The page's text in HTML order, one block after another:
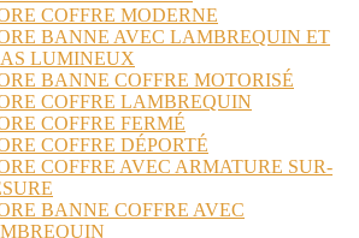
COFFRE MODERNE
BANNE AVEC LAMBREQUIN ET
LUMINEUX
BANNE COFFRE MOTORISÉ
COFFRE LAMBREQUIN
COFFRE FERMÉ
COFFRE DÉPORTÉ
COFFRE AVEC ARMATURE SUR-
BANNE COFFRE AVEC